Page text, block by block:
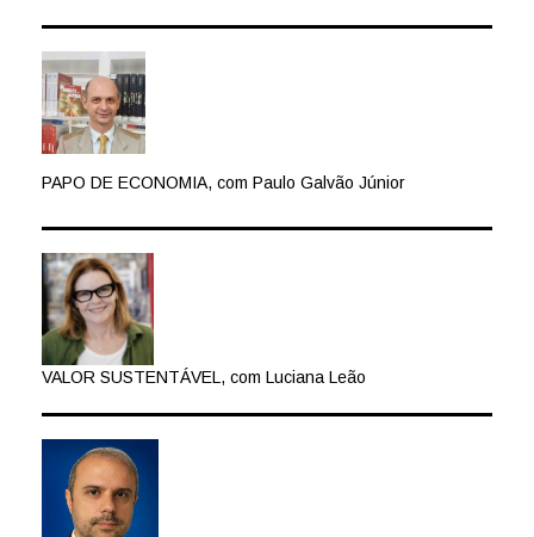
PAPO DE ECONOMIA, com Paulo Galvão Júnior
VALOR SUSTENTÁVEL, com Luciana Leão